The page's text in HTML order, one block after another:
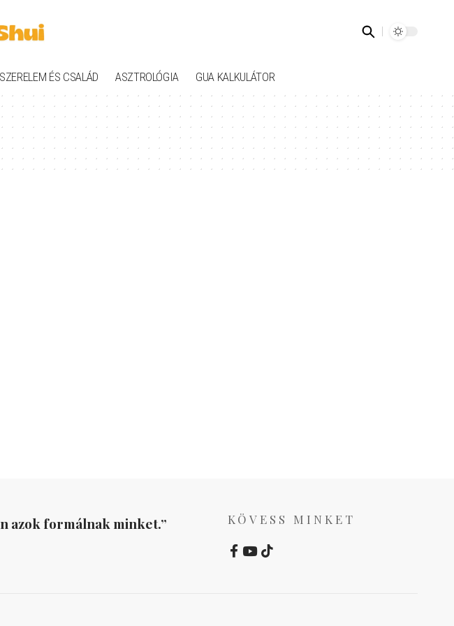
SZERELEM ÉS CSALÁD ASZTROLÓGIA GUA KALKULÁTOR
azok formálnak minket.”
KÖVESS MINKET